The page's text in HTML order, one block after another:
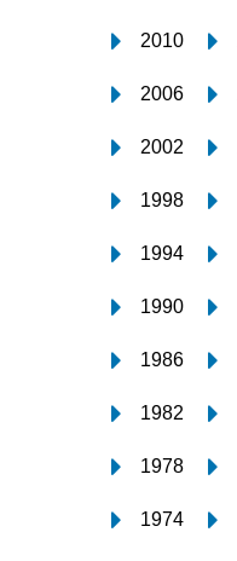
2010
2006
2002
1998
1994
1990
1986
1982
1978
1974